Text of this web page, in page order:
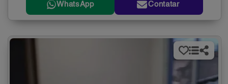
WhatsApp Contatar